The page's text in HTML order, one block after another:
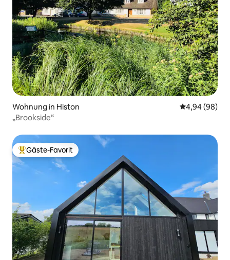
Wohnung in Histon
4,94 (98)
„Brookside“
Beliebter Gäste-Favorit.
Gäste-Favorit